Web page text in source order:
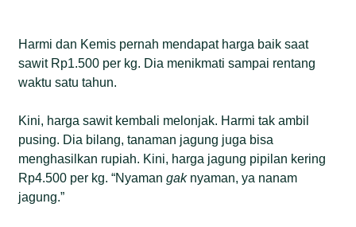
Harmi dan Kemis pernah mendapat harga baik saat
sawit Rp1.500 per kg. Dia menikmati sampai rentang
waktu satu tahun.
Kini, harga sawit kembali melonjak. Harmi tak ambil
pusing. Dia bilang, tanaman jagung juga bisa
menghasilkan rupiah. Kini, harga jagung pipilan kering
Rp4.500 per kg. “Nyamangak nyaman, ya nanam
jagung.”